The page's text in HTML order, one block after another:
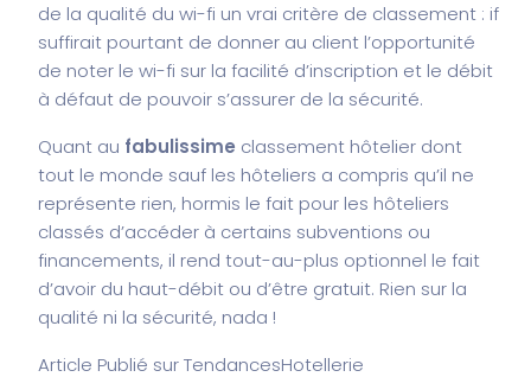
de la qualité du wi-fi un vrai critère de classement : if
suffirait pourtant de donner au client l’opportunité
de noter le wi-fi sur la facilité d’inscription et le débit
à défaut de pouvoir s’assurer de la sécurité.
Quant au fabulissime classement hôtelier dont
tout le monde sauf les hôteliers a compris qu’il ne
représente rien, hormis le fait pour les hôteliers
classés d’accéder à certains subventions ou
financements, il rend tout-au-plus optionnel le fait
d’avoir du haut-débit ou d’être gratuit. Rien sur la
qualité ni la sécurité, nada !
Article Publié sur TendancesHotellerie